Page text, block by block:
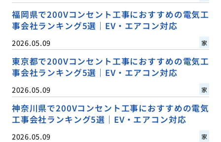
福岡県で200Vコンセント工事におすすめの電気工
事会社ランキング5選｜EV・エアコン対応
2026.05.09 家
東京都で200Vコンセント工事におすすめの電気工
事会社ランキング5選｜EV・エアコン対応
2026.05.09 家
神奈川県で200Vコンセント工事におすすめの電気
工事会社ランキング5選｜EV・エアコン対応
2026.05.09 家